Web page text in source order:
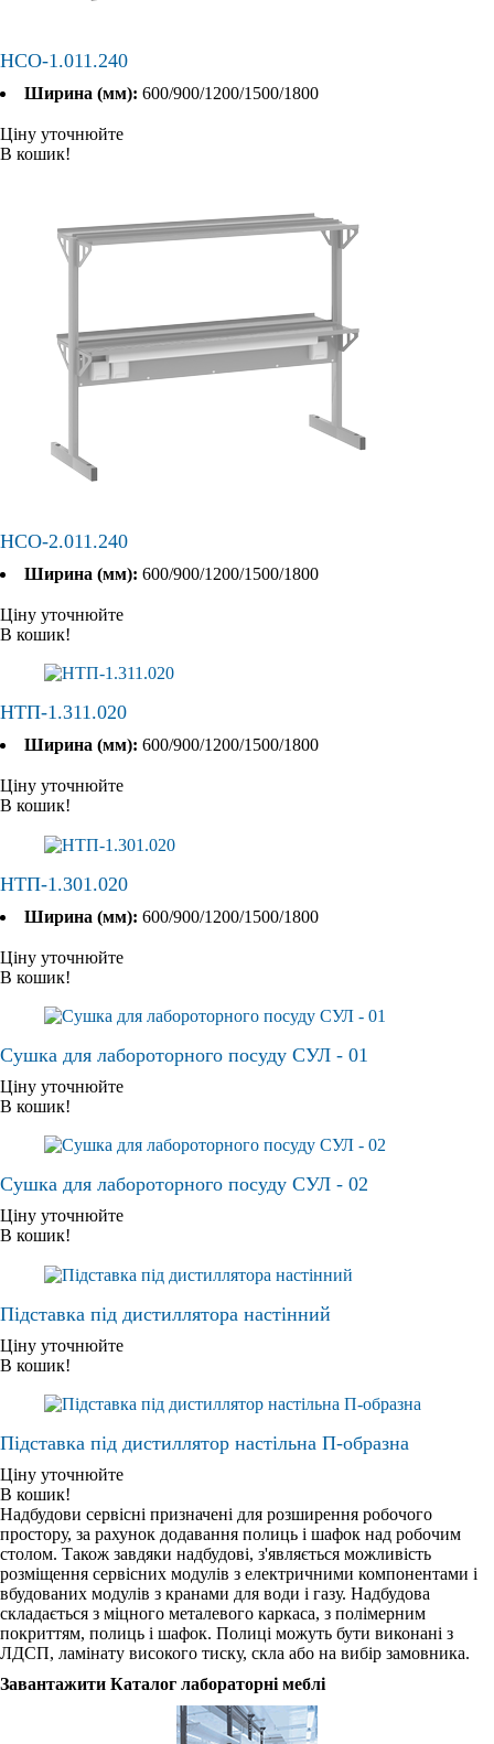
НСО-1.011.240
Ширина (мм): 600/900/1200/1500/1800
Ціну уточнюйте
В кошик!
НСО-2.011.240
Ширина (мм): 600/900/1200/1500/1800
Ціну уточнюйте
В кошик!
НТП-1.311.020
Ширина (мм): 600/900/1200/1500/1800
Ціну уточнюйте
В кошик!
НТП-1.301.020
Ширина (мм): 600/900/1200/1500/1800
Ціну уточнюйте
В кошик!
Сушка для лабороторного посуду СУЛ - 01
Ціну уточнюйте
В кошик!
Сушка для лабороторного посуду СУЛ - 02
Ціну уточнюйте
В кошик!
Підставка під дистиллятора настінний
Ціну уточнюйте
В кошик!
Підставка під дистиллятор настільна П-образна
Ціну уточнюйте
В кошик!
Надбудови сервісні призначені для розширення робочого
простору, за рахунок додавання полиць і шафок над робочим
столом. Також завдяки надбудові, з'являється можливість
розміщення сервісних модулів з електричними компонентами і
вбудованих модулів з кранами для води і газу. Надбудова
складається з міцного металевого каркаса, з полімерним
покриттям, полиць і шафок. Полиці можуть бути виконані з
ЛДСП, ламінату високого тиску, скла або на вибір замовника.
Завантажити Каталог лабораторні меблі